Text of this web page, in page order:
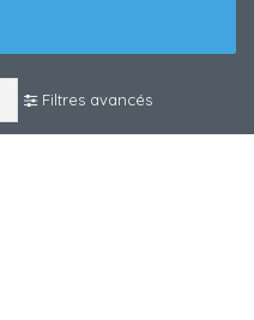
Filtres avancés